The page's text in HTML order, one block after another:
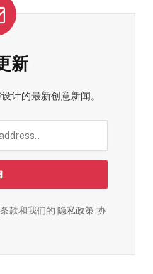
新
计的最新创意新闻。
款和我们的 隐私政策协